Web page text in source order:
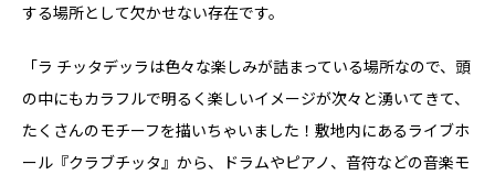
する場所として欠かせない存在です。
「ラ チッタデッラは色々な楽しみが詰まっている場所なので、頭
の中にもカラフルで明るく楽しいイメージが次々と湧いてきて、
たくさんのモチーフを描いちゃいました！敷地内にあるライブホ
ール『クラブチッタ』から、ドラムやピアノ、音符などの音楽モ